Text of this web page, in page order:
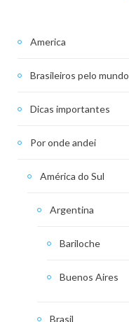
America
Brasileiros pelo mundo
Dicas importantes
Por onde andei
América do Sul
Argentina
Bariloche
Buenos Aires
Brasil